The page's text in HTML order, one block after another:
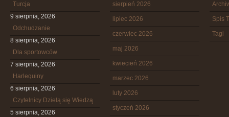
Turcja
9 sierpnia, 2026
Odchudzanie
8 sierpnia, 2026
Dla sportowców
7 sierpnia, 2026
Harlequiny
6 sierpnia, 2026
Czytelnicy Dzielą się Wiedzą
5 sierpnia, 2026
sierpień 2026
lipiec 2026
czerwiec 2026
maj 2026
kwiecień 2026
marzec 2026
luty 2026
styczeń 2026
Spis
Tagi